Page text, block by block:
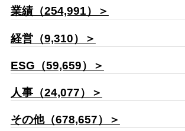
業績（254,991）＞
経営（9,310）＞
ESG（59,659）＞
人事（24,077）＞
その他（678,657）＞